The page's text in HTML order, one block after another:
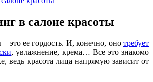
в салоне красоты
это ее гордость. И, конечно, оно требует
, увлажнение, крема… Все это знакомо
ведь красота лица напрямую зависит от